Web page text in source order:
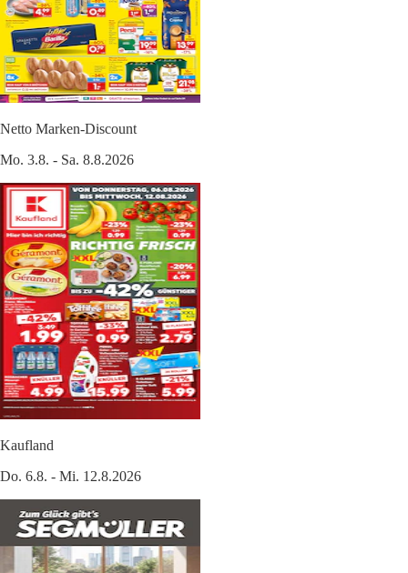
Netto Marken-Discount
Mo. 3.8. - Sa. 8.8.2026
Kaufland
Do. 6.8. - Mi. 12.8.2026